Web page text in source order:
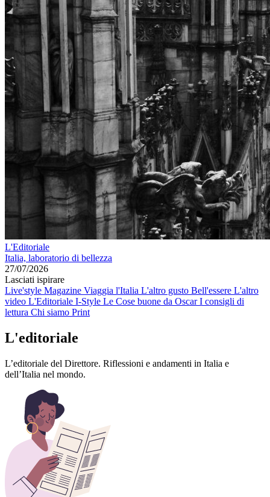
L'Editoriale
Italia, laboratorio di bellezza
27/07/2026
Lasciati ispirare
Live'style Magazine Viaggia l'Italia L'altro gusto Bell'essere L'altro
video L'Editoriale I-Style Le Cose buone da OscarI consigli di
lettura Chi siamo Print
L'editoriale
L’editoriale del Direttore. Riflessioni e andamenti in Italia e
dell’Italia nel mondo.